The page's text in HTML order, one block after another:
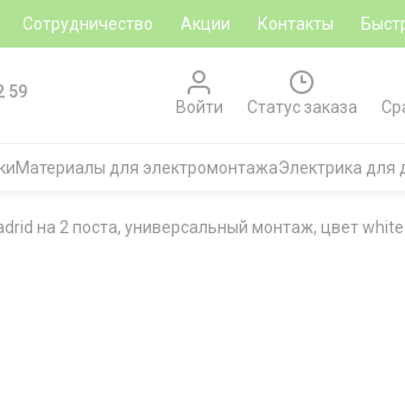
Сотрудничество Акции Контакты
59
Войти
Статус заказа
Материалы для электромонтажаЭлектрика для
на 2 поста, универсальный монтаж, цвет